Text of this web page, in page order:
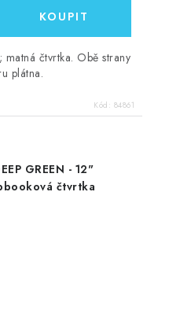
čtvrtka. Obě strany
plátna.
Kód: 84861
GREEN - 12"
čtvrtka